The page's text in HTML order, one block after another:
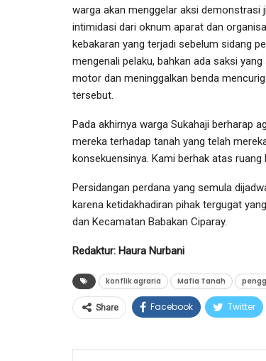
warga akan menggelar aksi demonstrasi
intimidasi dari oknum aparat dan
kebakaran yang terjadi sebelum sidang
mengenali pelaku, bahkan ada saksi
motor dan meninggalkan benda
tersebut.
Pada akhirnya warga Sukahaji berharap
mereka terhadap tanah yang telah
konsekuensinya. Kami berhak atas ruang
Persidangan perdana yang semula
karena ketidakhadiran pihak tergugat
dan Kecamatan Babakan Ciparay.
Redaktur: Haura Nurbani
konflik agraria Mafia Tanah
Share Facebook Twitter